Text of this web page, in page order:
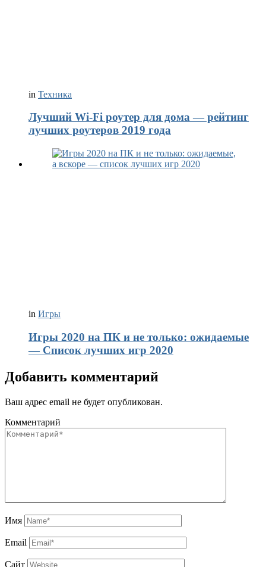
in Техника
Лучший Wi-Fi роутер для дома — рейтинг
лучших роутеров 2019 года
in Игры
Игры 2020 на ПК и не только: ожидаемые
— Список лучших игр 2020
Добавить комментарий
Ваш адрес email не будет опубликован.
Комментарий
Имя
Email
Сайт